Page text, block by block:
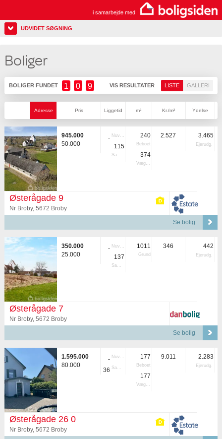
i samarbejde med
UDVIDET SØGNING
Boliger
BOLIGER FUNDET 1 0 9 VIS RESULTATER LISTE GALLERI
Adresse Pris Liggetid m² Kr./m² Ydelse
945.000
50.000
- Nuvær.
115
Samlet
240
Beboet
374
Vægtet
2.527 3.465
Ejerudg.
Østerågade 9
Nr Broby, 5672 Broby
Se bolig
350.000
25.000
- Nuvær.
137
Samlet
1011
Grund
346 442
Ejerudg.
Østerågade 7
Nr Broby, 5672 Broby
Se bolig
1.595.000
80.000
- Nuvær.
36 Samlet
177
Beboet
177
Vægtet
9.011 2.283
Ejerudg.
Østerågade 26 0
Nr Broby, 5672 Broby